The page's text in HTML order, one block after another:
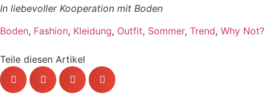
In liebevoller Kooperation mit Boden
Boden, Fashion, Kleidung, Outfit, Sommer, Trend, Why Not?
Teile diesen Artikel